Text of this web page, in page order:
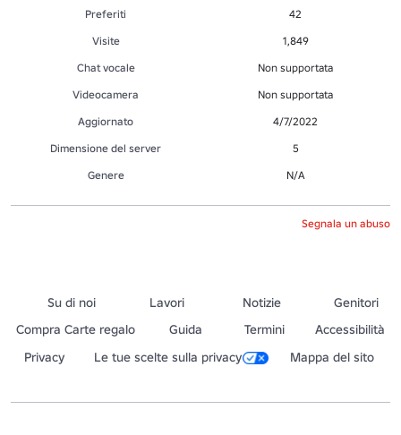
Preferiti
42
Visite
1,849
Chat vocale
Non supportata
Videocamera
Non supportata
Aggiornato
4/7/2022
Dimensione del server
5
Genere
N/A
Segnala un abuso
Su di noi Lavori Notizie
Genitori
Compra Carte regalo
Guida Termini
Accessibilità
Privacy
Le tue scelte sulla privacy Mappa del sito